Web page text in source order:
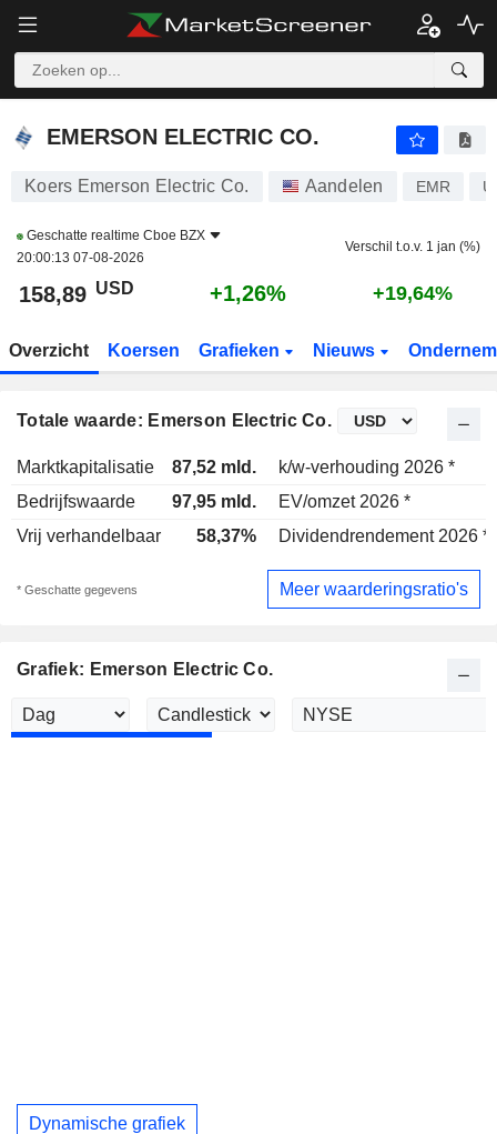
EMERSON ELECTRIC CO.
EMERSON ELECTRIC CO.
Koers Emerson Electric Co. Aandelen EMR
Geschatte realtime Cboe BZX
20:00:13 07-08-2026
Verschil t.o.v. 1 jan (%)
158,89 USD +1,26% +19,64%
Overzicht Koersen Grafieken Nieuws
Totale waarde: Emerson Electric Co.
Marktkapitalisatie 87,52 mld.
k/w-verhouding 2026 *
Bedrijfswaarde
97,95 mld.
EV/omzet 2026 *
Vrij verhandelbaar
58,37% Dividendrendement 2026 *
* Geschatte gegevens Meer waarderingsratio's
Grafiek: Emerson Electric Co.
Dynamische grafiek